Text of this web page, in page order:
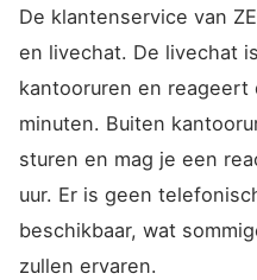
De klantenservice van
en livechat. De livechat
kantooruren en reageert
minuten. Buiten
sturen en mag je een
uur. Er is geen
beschikbaar, wat
zullen ervaren.